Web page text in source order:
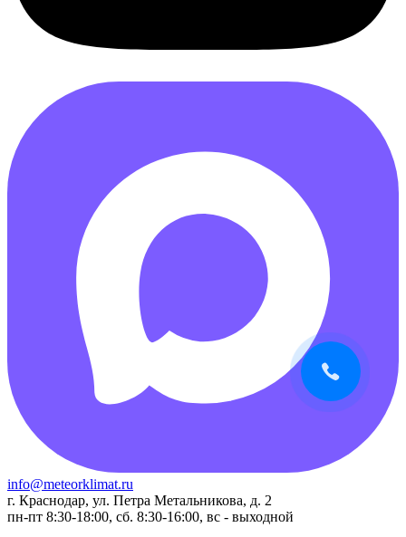
info@meteorklimat.ru
г. Краснодар, ул. Петра Метальникова, д. 2
пн-пт 8:30-18:00, сб. 8:30-16:00, вс - выходной